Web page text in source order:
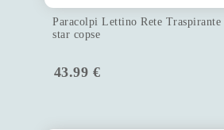
Paracolpi Lettino Rete
star copse
43.99 €